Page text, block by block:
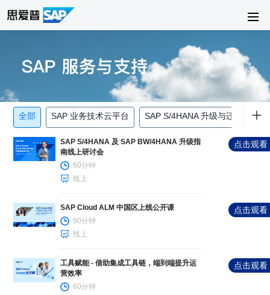
全部 SAP 业务技术云平台 SAP S/4HANA 升级与迁移
SAP S/4HANA 及 SAP BW/4HANA 升级指
南线上研讨会
60分钟
线上
点击观看
SAP Cloud ALM 中国区上线公开课
90分钟
线上
点击观看
工具赋能 - 借助集成工具链，端到端提升运
营效率
60分钟
点击观看